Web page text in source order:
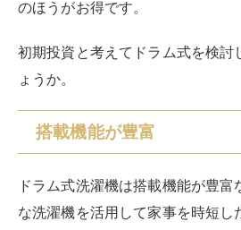
の洗剤を自動で投入します。
洗剤の計量の手間が省けるだけで
ースに洗剤ボトルを置かずに済む
っきりする点もメリットです。
温水洗浄機能はお湯を使って洗濯
しやすくします。スマートフォ
種では、外出先から洗濯機を操作